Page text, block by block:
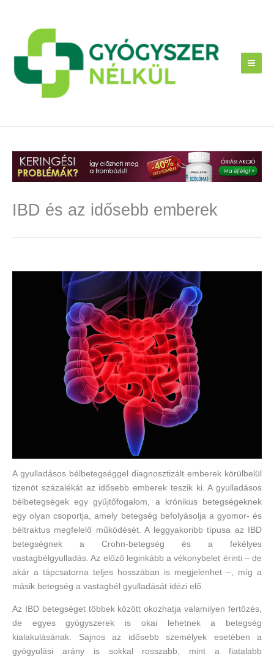
IBD és az idősebb emberek
A gyulladásos bélbetegséggel diagnosztizált emberek körülbelül
tizenöt százalékát az idősebb emberek teszik ki. A gyulladásos
bélbetegségek egy gyűjtőfogalom, a krónikus betegségeknek
egy olyan csoportja, amely betegség befolyásolja a gyomor- és
béltraktus megfelelő működését. A leggyakoribb típusa az IBD
betegségnek a Crohn-betegség és a fekélyes
vastagbélgyulladás. Az előző leginkább a vékonybelet érinti – de
akár a tápcsatorna teljes hosszában is megjelenhet –, míg a
másik betegség a vastagbél gyulladását idézi elő.
Az IBD betegséget többek között okozhatja valamilyen fertőzés,
de egyes gyógyszerek is okai lehetnek a betegség
kialakulásának. Sajnos az idősebb személyek esetében a
gyógyulási arány is sokkal rosszabb, mint a fiatalabb